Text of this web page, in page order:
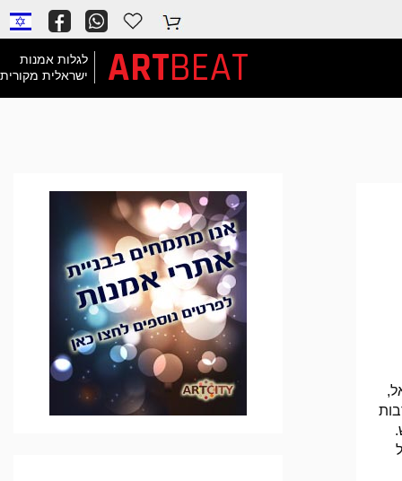
לגלות אמנות
ישראלית מקורית
ARTBEAT
של